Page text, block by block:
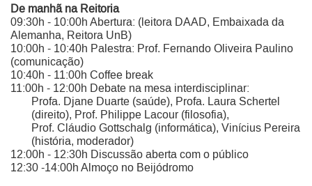
De manhã na Reitoria
09:30h - 10:00h Abertura: (leitora DAAD, Embaixada da
Alemanha, Reitora UnB)
10:00h - 10:40h Palestra: Prof. Fernando Oliveira Paulino
(comunicação)
10:40h - 11:00h Coffee break
11:00h - 12:00h Debate na mesa interdisciplinar:
Profa. Djane Duarte (saúde), Profa. Laura Schertel
(direito), Prof. Philippe Lacour (filosofia),
Prof. Cláudio Gottschalg (informática), Vinícius Pereira
(história, moderador)
12:00h - 12:30h Discussão aberta com o público
12:30 -14:00h Almoço no Beijódromo